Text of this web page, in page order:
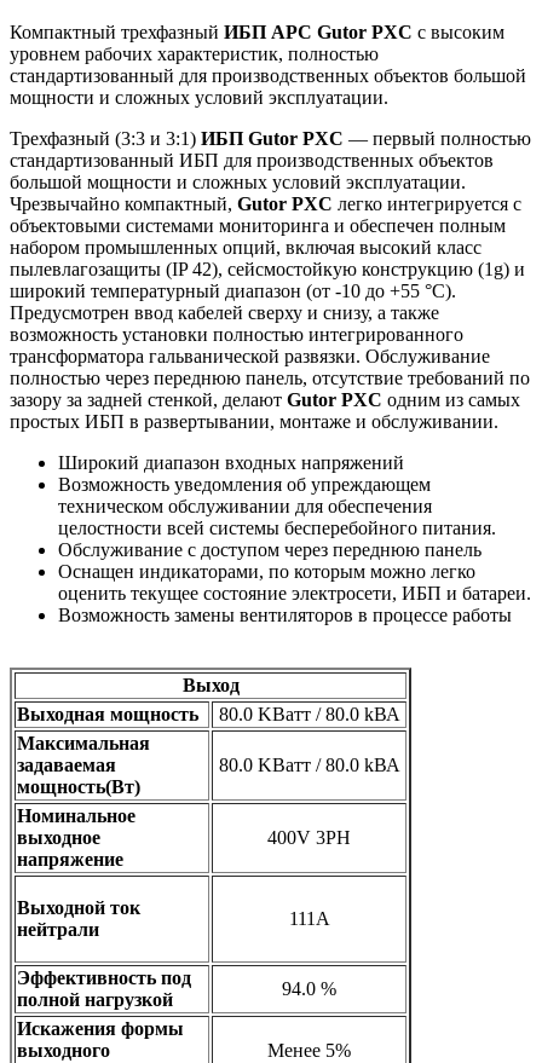
Компактный трехфазный ИБП APC Gutor PXC с высоким
уровнем рабочих характеристик, полностью
стандартизованный для производственных объектов большой
мощности и сложных условий эксплуатации.
Трехфазный (3:3 и 3:1) ИБП Gutor PXC — первый полностью
стандартизованный ИБП для производственных объектов
большой мощности и сложных условий эксплуатации.
Чрезвычайно компактный, Gutor PXC легко интегрируется с
объектовыми системами мониторинга и обеспечен полным
набором промышленных опций, включая высокий класс
пылевлагозащиты (IP 42), сейсмостойкую конструкцию (1g) и
широкий температурный диапазон (от -10 до +55 °C).
Предусмотрен ввод кабелей сверху и снизу, а также
возможность установки полностью интегрированного
трансформатора гальванической развязки. Обслуживание
полностью через переднюю панель, отсутствие требований по
зазору за задней стенкой, делают Gutor PXC одним из самых
простых ИБП в развертывании, монтаже и обслуживании.
Широкий диапазон входных напряжений
Возможность уведомления об упреждающем
техническом обслуживании для обеспечения
целостности всей системы бесперебойного питания.
Обслуживание с доступом через переднюю панель
Оснащен индикаторами, по которым можно легко
оценить текущее состояние электросети, ИБП и батареи.
Возможность замены вентиляторов в процессе работы
Выход
Выходная мощность
80.0 KВатт / 80.0 kВА
Максимальная
задаваемая
мощность(Вт)
80.0 KВатт / 80.0 kВА
Номинальное
выходное
напряжение
400V 3PH
Выходной ток
нейтрали
111A
Эффективность под
полной нагрузкой
94.0 %
Искажения формы
выходного
Менее 5%